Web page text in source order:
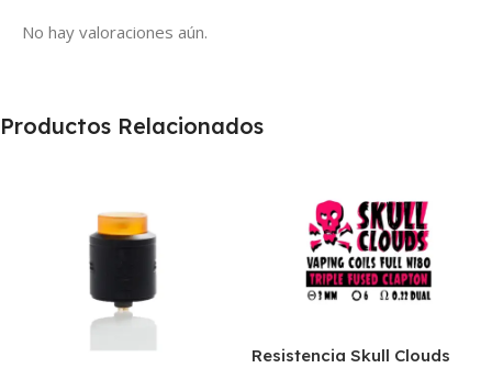
No hay valoraciones aún.
Productos Relacionados
Resistencia Skull Clouds